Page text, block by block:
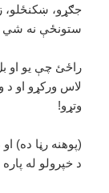
جګړو، ښکنځلو،
ستونځې نه شي
راځئ چې يو او
لاس ورکړو او د
وتړو!
(پوهنه رڼا ده)
د خپرولو له